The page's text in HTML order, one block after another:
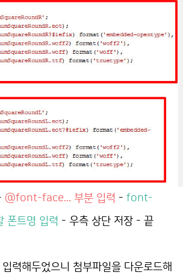
@font-face... 부분 입력 - font-
폰트명 입력 - 우측 상단 저장 - 끝
력해두었으니 첨부파일을 다운로드해